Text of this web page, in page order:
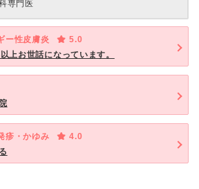
専門医
ー性皮膚炎
5.0
上お世話になっています。
疹・かゆみ
4.0